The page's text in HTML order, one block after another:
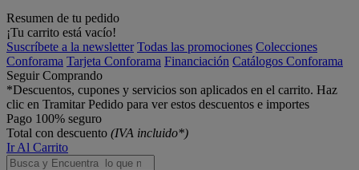
Resumen de tu pedido
¡Tu carrito está vacío!
Suscríbete a la newsletter Todas las promociones Colecciones
Conforama Tarjeta Conforama Financiación Catálogos Conforama
Seguir Comprando
*Descuentos, cupones y servicios son aplicados en el carrito. Haz
clic en Tramitar Pedido para ver estos descuentos e importes
Pago 100% seguro
Total con descuento (IVA incluido*)
Ir Al Carrito